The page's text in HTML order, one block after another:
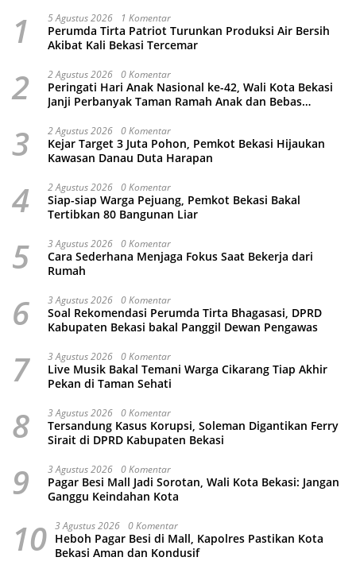
1 5 Agustus 2026 1 Komentar
Perumda Tirta Patriot Turunkan Produksi Air Bersih
Akibat Kali Bekasi Tercemar
2 2 Agustus 2026 0 Komentar
Peringati Hari Anak Nasional ke-42, Wali Kota Bekasi
Janji Perbanyak Taman Ramah Anak dan Bebas
3 2 Agustus 2026 0 Komentar
Kejar Target 3 Juta Pohon, Pemkot Bekasi Hijaukan
Kawasan Danau Duta Harapan
4 2 Agustus 2026 0 Komentar
Siap-siap Warga Pejuang, Pemkot Bekasi Bakal
Tertibkan 80 Bangunan Liar
5 3 Agustus 2026 0 Komentar
Cara Sederhana Menjaga Fokus Saat Bekerja dari
Rumah
6 3 Agustus 2026 0 Komentar
Soal Rekomendasi Perumda Tirta Bhagasasi, DPRD
Kabupaten Bekasi bakal Panggil Dewan Pengawas
7 3 Agustus 2026 0 Komentar
Live Musik Bakal Temani Warga Cikarang Tiap Akhir
Pekan di Taman Sehati
8 3 Agustus 2026 0 Komentar
Tersandung Kasus Korupsi, Soleman Digantikan Ferry
Sirait di DPRD Kabupaten Bekasi
9 3 Agustus 2026 0 Komentar
Pagar Besi Mall Jadi Sorotan, Wali Kota Bekasi: Jangan
Ganggu Keindahan Kota
10 3 Agustus 2026 0 Komentar
Heboh Pagar Besi di Mall, Kapolres Pastikan Kota
Bekasi Aman dan Kondusif